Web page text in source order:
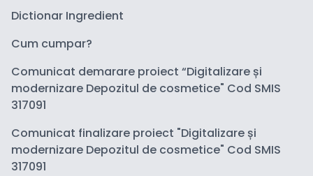
Dictionar Ingredient
Cum cumpar?
Comunicat demarare proiect “Digitalizare și
modernizare Depozitul de cosmetice" Cod SMIS
317091
Comunicat finalizare proiect "Digitalizare și
modernizare Depozitul de cosmetice" Cod SMIS
317091